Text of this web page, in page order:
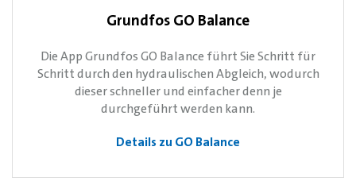
Grundfos GO Balance
Die App Grundfos GO Balance führt Sie Schritt für
Schritt durch den hydraulischen Abgleich, wodurch
dieser schneller und einfacher denn je
durchgeführt werden kann.
Details zu GO Balance